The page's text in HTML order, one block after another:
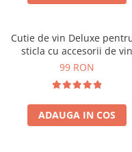
Cutie de vin Deluxe
sticla cu accesorii de vin
incluse piele ecologica de
99 RON
ADAUGA IN COS